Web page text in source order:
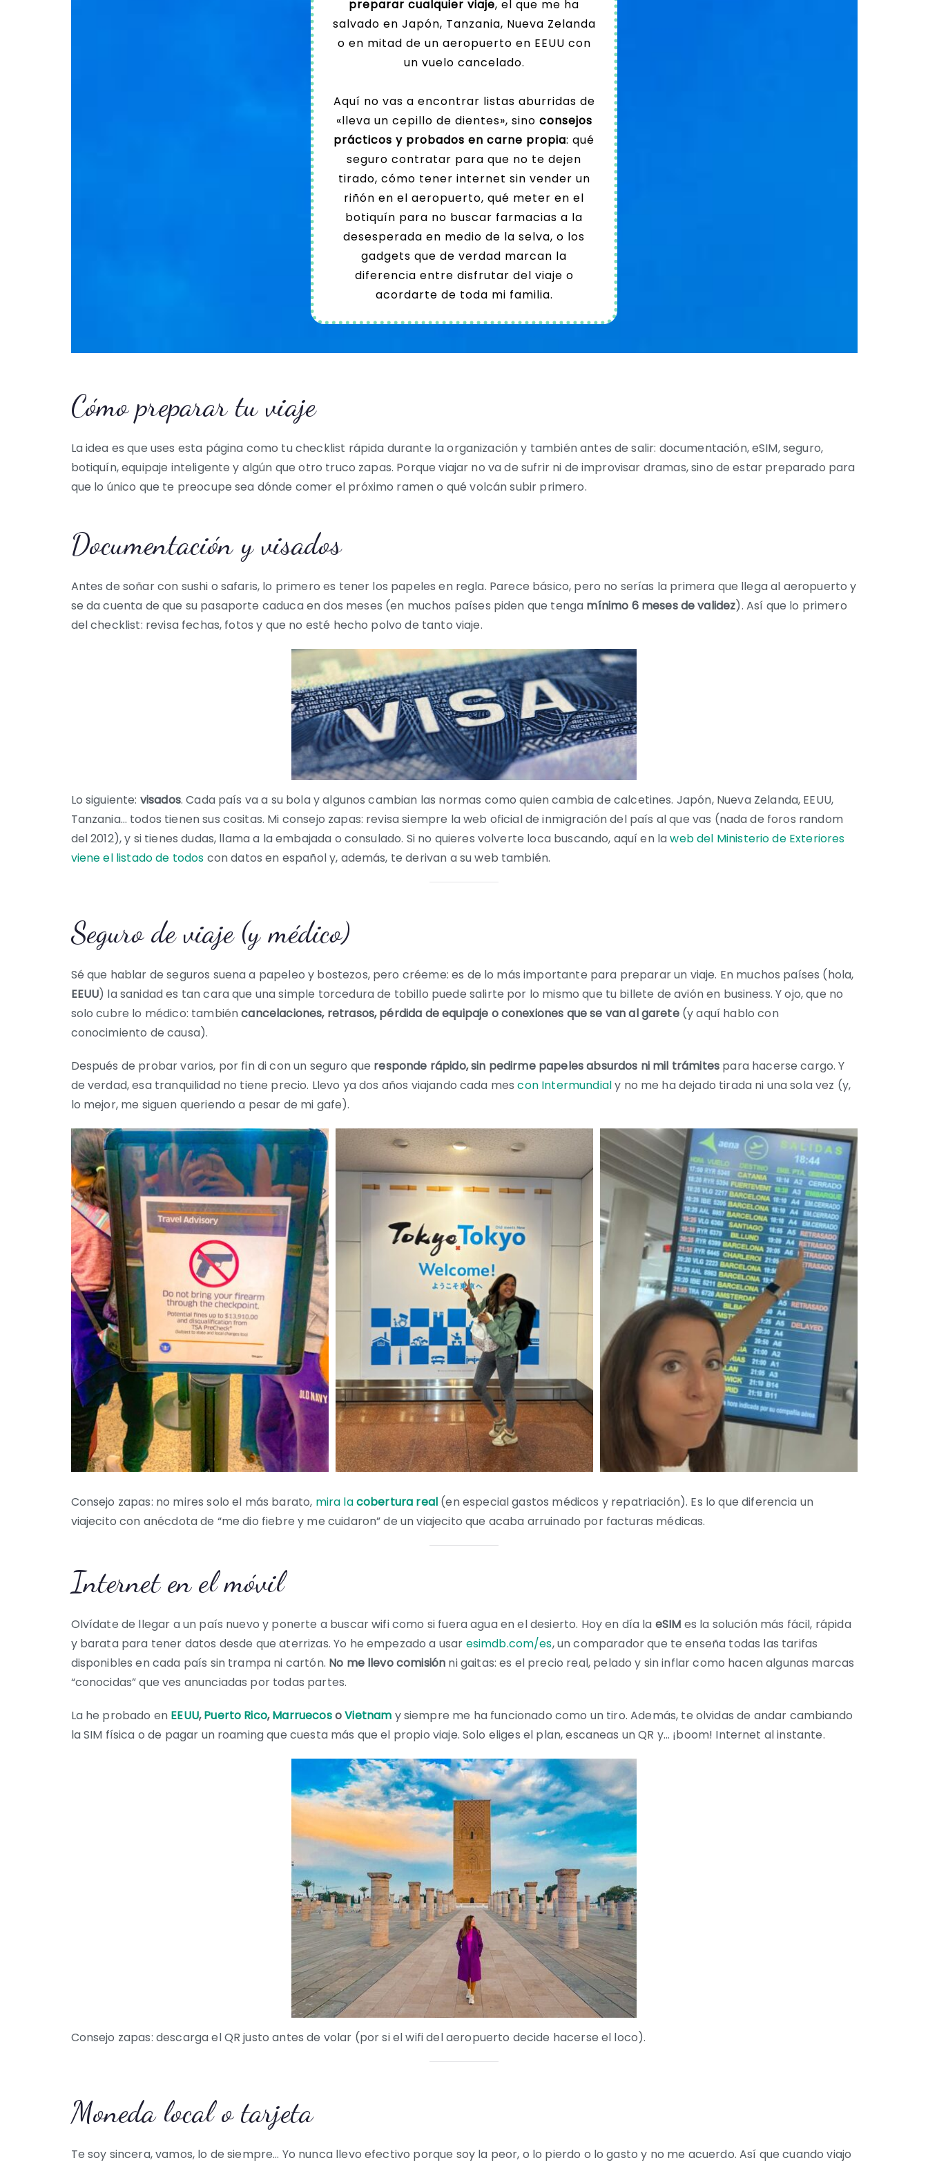
preparar cualquier viaje, el que me ha
salvado en Japón, Tanzania, Nueva Zelanda
o en mitad de un aeropuerto en EEUU con
un vuelo cancelado.
Aquí no vas a encontrar listas aburridas de
«lleva un cepillo de dientes», sino consejos
prácticos y probados en carne propia: qué
seguro contratar para que no te dejen
tirado, cómo tener internet sin vender un
riñón en el aeropuerto, qué meter en el
botiquín para no buscar farmacias a la
desesperada en medio de la selva, o los
gadgets que de verdad marcan la
diferencia entre disfrutar del viaje o
acordarte de toda mi familia.
Cómo preparar tu viaje
La idea es que uses esta página como tu checklist rápida durante la organización y también antes de salir: documentación, eSIM, seguro,
botiquín, equipaje inteligente y algún que otro truco zapas. Porque viajar no va de sufrir ni de improvisar dramas, sino de estar preparado para
que lo único que te preocupe sea dónde comer el próximo ramen o qué volcán subir primero.
Documentación y visados
Antes de soñar con sushi o safaris, lo primero es tener los papeles en regla. Parece básico, pero no serías la primera que llega al aeropuerto y
se da cuenta de que su pasaporte caduca en dos meses (en muchos países piden que tenga mínimo 6 meses de validez). Así que lo primero
del checklist: revisa fechas, fotos y que no esté hecho polvo de tanto viaje.
Lo siguiente: visados. Cada país va a su bola y algunos cambian las normas como quien cambia de calcetines. Japón, Nueva Zelanda, EEUU,
Tanzania… todos tienen sus cositas. Mi consejo zapas: revisa siempre la web oficial de inmigración del país al que vas (nada de foros random
del 2012), y si tienes dudas, llama a la embajada o consulado. Si no quieres volverte loca buscando, aquí en laweb del Ministerio de Exteriores
viene el listado de todos con datos en español y, además, te derivan a su web también.
Seguro de viaje (y médico)
Sé que hablar de seguros suena a papeleo y bostezos, pero créeme: es de lo más importante para preparar un viaje. En muchos países (hola,
EEUU) la sanidad es tan cara que una simple torcedura de tobillo puede salirte por lo mismo que tu billete de avión en business. Y ojo, que no
solo cubre lo médico: tambiéncancelaciones, retrasos, pérdida de equipaje o conexiones que se van al garete(y aquí hablo con
conocimiento de causa).
Después de probar varios, por fin di con un seguro que responde rápido, sin pedirme papeles absurdos ni mil trámites para hacerse cargo. Y
de verdad, esa tranquilidad no tiene precio. Llevo ya dos años viajando cada mescon Intermundialy no me ha dejado tirada ni una sola vez (y,
lo mejor, me siguen queriendo a pesar de mi gafe).
Consejo zapas: no mires solo el más barato, mira lacobertura real (en especial gastos médicos y repatriación). Es lo que diferencia un
viajecito con anécdota de “me dio fiebre y me cuidaron” de un viajecito que acaba arruinado por facturas médicas.
Internet en el móvil
Olvídate de llegar a un país nuevo y ponerte a buscar wifi como si fuera agua en el desierto. Hoy en día la eSIM es la solución más fácil, rápida
y barata para tener datos desde que aterrizas. Yo he empezado a usar esimdb.com/es, un comparador que te enseña todas las tarifas
disponibles en cada país sin trampa ni cartón. No me llevo comisión ni gaitas: es el precio real, pelado y sin inflar como hacen algunas marcas
“conocidas” que ves anunciadas por todas partes.
La he probado en EEUU,Puerto Rico,MarruecosoVietnam y siempre me ha funcionado como un tiro. Además, te olvidas de andar cambiando
la SIM física o de pagar un roaming que cuesta más que el propio viaje. Solo eliges el plan, escaneas un QR y… ¡boom! Internet al instante.
Consejo zapas: descarga el QR justo antes de volar (por si el wifi del aeropuerto decide hacerse el loco).
Moneda local o tarjeta
Te soy sincera, vamos, lo de siempre… Yo nunca llevo efectivo porque soy la peor, o lo pierdo o lo gasto y no me acuerdo. Así que cuando viajo